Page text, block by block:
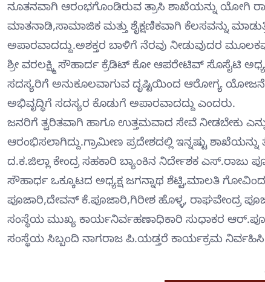
ನೂತನವಾಗಿ ಆರಂಭಗೊಂಡಿರುವ ತ್ರಾಸಿ ಶಾಖೆಯನ್ನು ಯೋಗಿ
ಮಾತನಾಡಿ,ಸಾಮಾಜಿಕ ಮತ್ತು ಶೈಕ್ಷಣಿಕವಾಗಿ ಕೆಲಸವನ್ನು
ಅಪಾರವಾದದ್ದು.ಅಶಕ್ತರ ಬಾಳಿಗೆ ನೆರವು ನೀಡುವುದರ
ಶ್ರೀ ವರಲಕ್ಷ್ಮಿ ಸೌಹಾರ್ದ ಕ್ರೆಡಿಟ್ ಕೋ ಆಪರೇಟಿವ್ ಸೊಸೈಟಿ
ಸದಸ್ಯರಿಗೆ ಅನುಕೂಲವಾಗುವ ದೃಷ್ಟಿಯಿಂದ ಆರೋಗ್ಯ
ಅಭಿವೃದ್ಧಿಗೆ ಸದಸ್ಯರ ಕೊಡುಗೆ ಅಪಾರವಾದದ್ದು ಎಂದರು.
ಜನರಿಗೆ ತ್ವರಿತವಾಗಿ ಹಾಗೂ ಉತ್ತಮವಾದ ಸೇವೆ ನೀಡಬೇಕು
ಆರಂಭಿಸಲಾಗಿದ್ದು.ಗ್ರಾಮೀಣ ಪ್ರದೇಶದಲ್ಲಿ ಇನ್ನಷ್ಟು
ದ.ಕ.ಜಿಲ್ಲಾ ಕೇಂದ್ರ ಸಹಕಾರಿ ಬ್ಯಾಂಕಿನ ನಿರ್ದೇಶಕ
ಸೌಹಾರ್ಧ ಒಕ್ಕೂಟದ ಅಧ್ಯಕ್ಷ ಜಗನ್ನಾಥ ಶೆಟ್ಟಿ,ಮಾಲತಿ
ಪೂಜಾರಿ,ದೇವನ್ ಕೆ.ಪೂಜಾರಿ,ಗಿರೀಶ ಹೊಳ್ಳ, ರಾಘವೇಂದ್ರ
ಸಂಸ್ಥೆಯ ಮುಖ್ಯ ಕಾರ್ಯನಿರ್ವಹಣಾಧಿಕಾರಿ ಸುಧಾಕರ
ಸಂಸ್ಥೆಯ ಸಿಬ್ಬಂದಿ ನಾಗರಾಜ ಪಿ.ಯಡ್ತರೆ ಕಾರ್ಯಕ್ರಮ